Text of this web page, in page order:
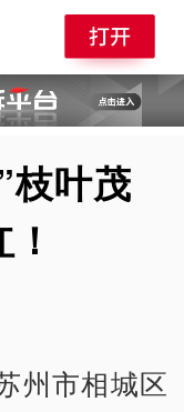
枝叶茂
州市相城区